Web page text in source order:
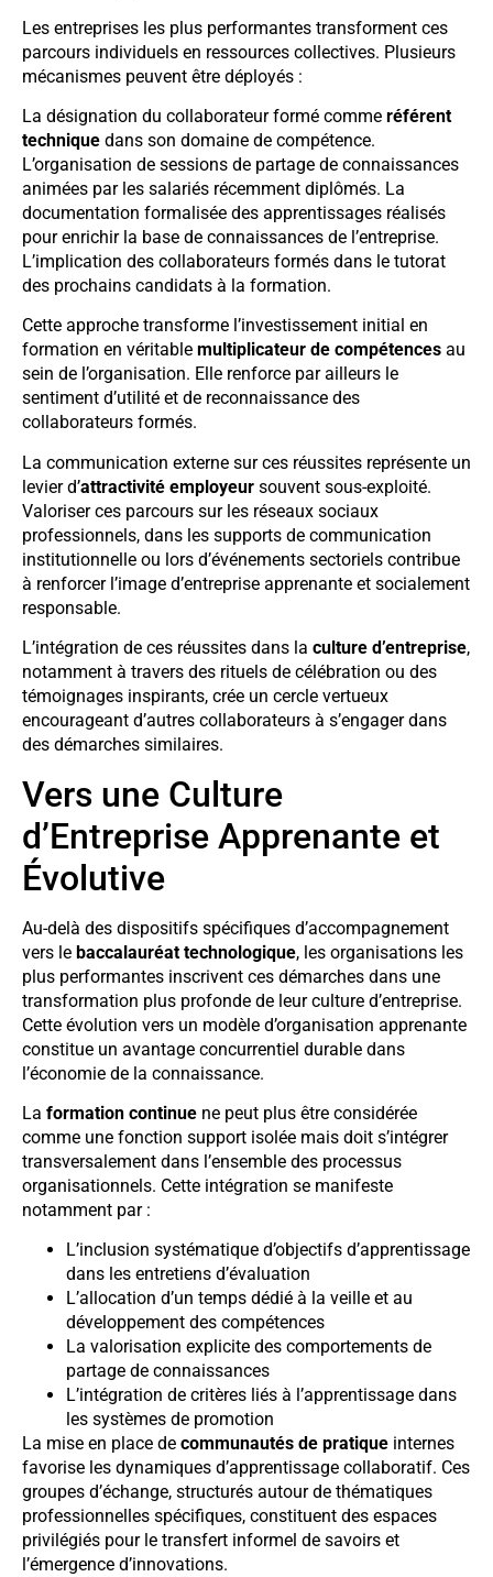
Les entreprises les plus performantes transforment ces
parcours individuels en ressources collectives. Plusieurs
mécanismes peuvent être déployés :
La désignation du collaborateur formé comme référent
technique dans son domaine de compétence.
L’organisation de sessions de partage de connaissances
animées par les salariés récemment diplômés. La
documentation formalisée des apprentissages réalisés
pour enrichir la base de connaissances de l’entreprise.
L’implication des collaborateurs formés dans le tutorat
des prochains candidats à la formation.
Cette approche transforme l’investissement initial en
formation en véritable multiplicateur de compétences au
sein de l’organisation. Elle renforce par ailleurs le
sentiment d’utilité et de reconnaissance des
collaborateurs formés.
La communication externe sur ces réussites représente un
levier d’attractivité employeur souvent sous-exploité.
Valoriser ces parcours sur les réseaux sociaux
professionnels, dans les supports de communication
institutionnelle ou lors d’événements sectoriels contribue
à renforcer l’image d’entreprise apprenante et socialement
responsable.
L’intégration de ces réussites dans la culture d’entreprise,
notamment à travers des rituels de célébration ou des
témoignages inspirants, crée un cercle vertueux
encourageant d’autres collaborateurs à s’engager dans
des démarches similaires.
Vers une Culture
d’Entreprise Apprenante et
Évolutive
Au-delà des dispositifs spécifiques d’accompagnement
vers le baccalauréat technologique, les organisations les
plus performantes inscrivent ces démarches dans une
transformation plus profonde de leur culture d’entreprise.
Cette évolution vers un modèle d’organisation apprenante
constitue un avantage concurrentiel durable dans
l’économie de la connaissance.
La formation continue ne peut plus être considérée
comme une fonction support isolée mais doit s’intégrer
transversalement dans l’ensemble des processus
organisationnels. Cette intégration se manifeste
notamment par :
L’inclusion systématique d’objectifs d’apprentissage
dans les entretiens d’évaluation
L’allocation d’un temps dédié à la veille et au
développement des compétences
La valorisation explicite des comportements de
partage de connaissances
L’intégration de critères liés à l’apprentissage dans
les systèmes de promotion
La mise en place de communautés de pratique internes
favorise les dynamiques d’apprentissage collaboratif. Ces
groupes d’échange, structurés autour de thématiques
professionnelles spécifiques, constituent des espaces
privilégiés pour le transfert informel de savoirs et
l’émergence d’innovations.